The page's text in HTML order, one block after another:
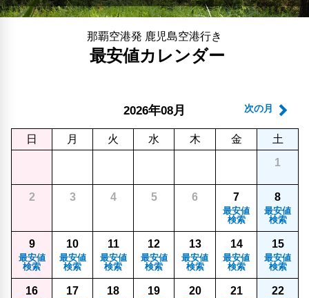
那覇空港発 鹿児島空港行き
最安値カレンダー
次の月
2026年08月
日 月 火 水 木 金
土
1
2 3 4 5 6 7
最安値
検索
8
最安値
検索
9
最安値
検索
10
最安値
検索
11
最安値
検索
12
最安値
検索
13
最安値
検索
14
最安値
検索
15
最安値
検索
16 17 18 19 20 21 22